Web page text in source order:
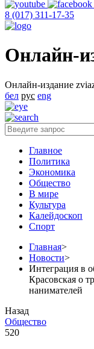
8 (017) 311-17-35
Онлайн-
Онлайн-издание
бел рус eng
Главное
Политика
Экономика
Общество
В мире
Культура
Калейдоскоп
Спорт
Главная>
Новости>
Интеграция в
Красовская о
нанимателей
Назад
Общество
520